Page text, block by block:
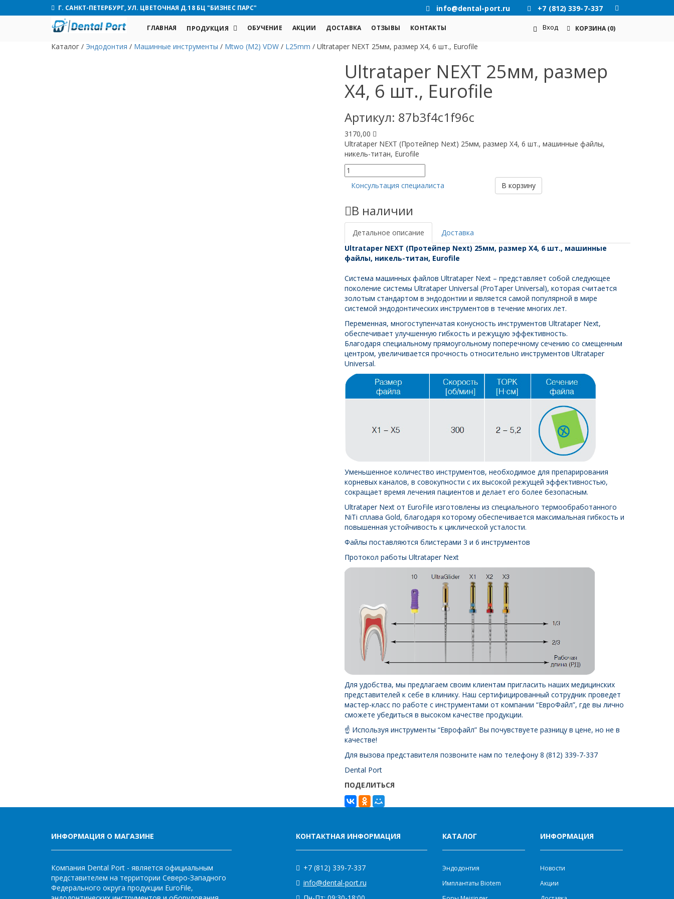
Г. САНКТ-ПЕТЕРБУРГ, УЛ. ЦВЕТОЧНАЯ Д.18 БЦ "БИЗНЕС ПАРС" info@dental-port.ru +7 (812) 339-7-337
ГЛАВНАЯ ПРОДУКЦИЯ ОБУЧЕНИЕ АКЦИИ ДОСТАВКА ОТЗЫВЫ КОНТАКТЫ Вход КОРЗИНА (0)
Каталог / Эндодонтия / Машинные инструменты / Mtwo (M2) VDW / L25mm / Ultrataper NEXT 25мм, размер X4, 6 шт., Eurofile
Ultrataper NEXT 25мм, размер
X4, 6 шт., Eurofile
Артикул: 87b3f4c1f96c
3170,00
Ultrataper NEXT (Протейпер Next) 25мм, размер X4, 6 шт., машинные файлы,
никель-титан, Eurofile
Количество
товара
Ultrataper
25мм,
размер
шт.,
Eurofile
Консультация специалиста В корзину
В наличии
Детальное описание
Доставка
Ultrataper NEXT (Протейпер Next) 25мм, размер X4, 6 шт., машинные
файлы, никель-титан, Eurofile
Система машинных файлов Ultrataper Next – представляет собой следующее
поколение системы Ultrataper Universal (ProTaper Universal), которая считается
золотым стандартом в эндодонтии и является самой популярной в мире
системой эндодонтических инструментов в течение многих лет.
Переменная, многоступенчатая конусность инструментов Ultrataper Next,
обеспечивает улучшенную гибкость и режущую эффективность.
Благодаря специальному прямоугольному поперечному сечению со смещенным
центром, увеличивается прочность относительно инструментов Ultrataper
Universal.
Уменьшенное количество инструментов, необходимое для препарирования
корневых каналов, в совокупности с их высокой режущей эффективностью,
сокращает время лечения пациентов и делает его более безопасным.
Ultrataper Next от EuroFile изготовлены из специального термообработанного
NiTi сплава Gold, благодаря которому обеспечивается максимальная гибкость и
повышенная устойчивость к циклической усталости.
Файлы поставляются блистерами 3 и 6 инструментов
Протокол работы Ultrataper Next
Для удобства, мы предлагаем своим клиентам пригласить наших медицинских
представителей к себе в клинику. Наш сертифицированный сотрудник проведет
мастер-класс по работе с инструментами от компании “ЕвроФайл”, где вы лично
сможете убедиться в высоком качестве продукции.
☝️ Используя инструменты “Еврофайл” Вы почувствуете разницу в цене, но не в
качестве!
Для вызова представителя позвоните нам по телефону 8 (812) 339-7-337
Dental Port
ПОДЕЛИТЬСЯ
ИНФОРМАЦИЯ О МАГАЗИНЕ
Компания Dental Port - является официальным
представителем на территории Северо-Западного
Федерального округа продукции EuroFile,
КОНТАКТНАЯ ИНФОРМАЦИЯ
+7 (812) 339-7-337
info@dental-port.ru
КАТАЛОГ
Эндодонтия
Имплантаты Biotem
ИНФОРМАЦИЯ
Новости
Акции